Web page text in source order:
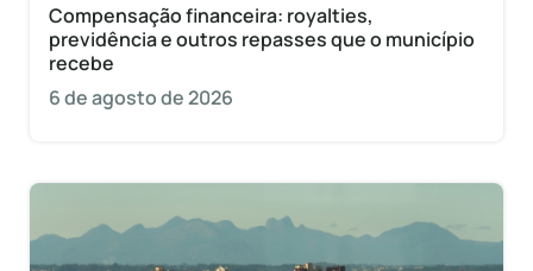
Compensação financeira: royalties,
previdência e outros repasses que o município
recebe
6 de agosto de 2026